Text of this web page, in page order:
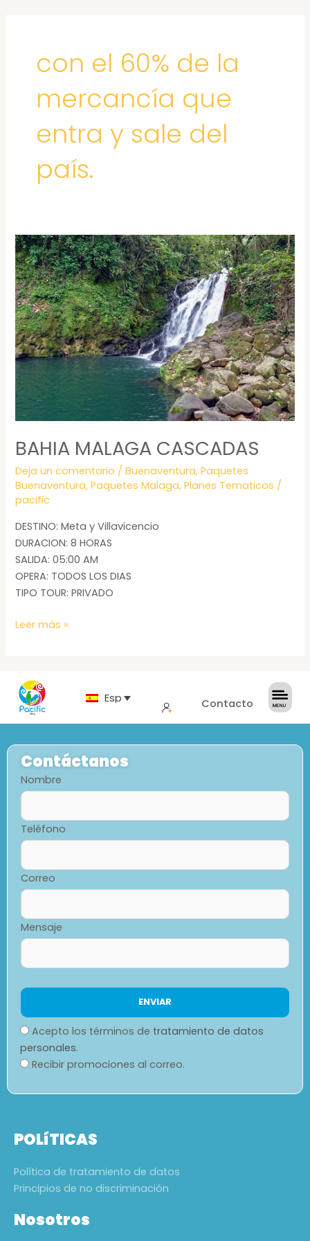
con el 60% de la
mercancía que
entra y sale del
país.
BAHIA MALAGA CASCADAS
Deja un comentario /Buenaventura,Paquetes
Buenaventura,Paquetes Malaga,Planes Tematicos /
pacific
DESTINO: Meta y Villavicencio
DURACION: 8 HORAS
SALIDA: 05:00 AM
OPERA: TODOS LOS DIAS
TIPO TOUR: PRIVADO
BAHIA
MALAGA
CASCADAS
Leer más »
Español Contacto
Contáctanos
Nombre
Teléfono
Correo
Mensaje
Acepto los términos de tratamiento de datos
personales.
Recibir promociones al correo.
POLíTICAS
Política de tratamiento de datos
Principios de no discriminación
Nosotros